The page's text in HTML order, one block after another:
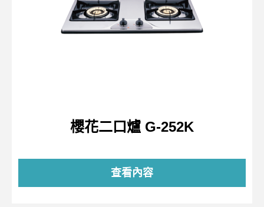
櫻花二口爐 G-252K
查看內容